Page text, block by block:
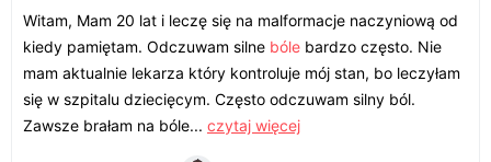
Witam, Mam 20 lat i leczę się na malformacje naczyniową od
kiedy pamiętam. Odczuwam silne bóle bardzo często. Nie
mam aktualnie lekarza który kontroluje mój stan, bo leczyłam
się w szpitalu dziecięcym. Często odczuwam silny ból.
Zawsze brałam na bóle... czytaj więcej